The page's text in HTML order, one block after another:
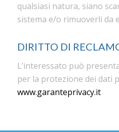
qualsiasi natura, siano
sistema e/o rimuoverli da
DIRITTO DI
L’interessato può
per la protezione dei dati
www.garanteprivacy.it